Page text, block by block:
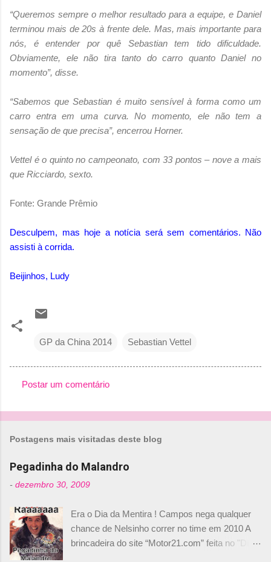
“Queremos sempre o melhor resultado para a equipe, e Daniel
terminou mais de 20s à frente dele. Mas, mais importante para
nós, é entender por quê Sebastian tem tido dificuldade.
Obviamente, ele não tira tanto do carro quanto Daniel no
momento”, disse.
“Sabemos que Sebastian é muito sensível à forma como um
carro entra em uma curva. No momento, ele não tem a
sensação de que precisa”, encerrou Horner.
Vettel é o quinto no campeonato, com 33 pontos – nove a mais
que Ricciardo, sexto.
Fonte: Grande Prêmio
Desculpem, mas hoje a notícia será sem comentários. Não
assisti à corrida.
Beijinhos, Ludy
GP da China 2014 Sebastian Vettel
o
n
t
r
i
o
Postar um comentário
Postagens mais visitadas deste blog
Pegadinha do Malandro
- dezembro 30, 2009
Era o Dia da Mentira ! Campos nega qualquer
chance de Nelsinho correr no time em 2010 A
brincadeira do site “Motor21.com” feita no "Día